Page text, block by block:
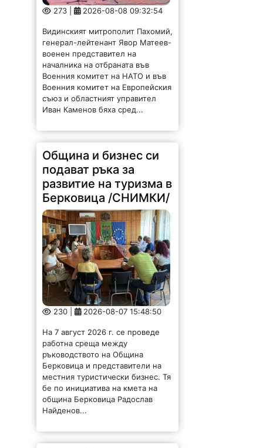
273 | 2026-08-08 09:32:54
Видинският митрополит Пахомий,
генерал-лейтенант Явор Матеев-
военен представител на
началника на отбраната във
Военния комитет на НАТО и във
Военния комитет на Европейския
съюз и областният управител
Иван Каменов бяха сред...
Община и бизнес си
подават ръка за
развитие на туризма в
Берковица /СНИМКИ/
230 | 2026-08-07 15:48:50
На 7 август 2026 г. се проведе
работна среща между
ръководството на Община
Берковица и представители на
местния туристически бизнес. Тя
бе по инициатива на кмета на
община Берковица Радослав
Найденов...